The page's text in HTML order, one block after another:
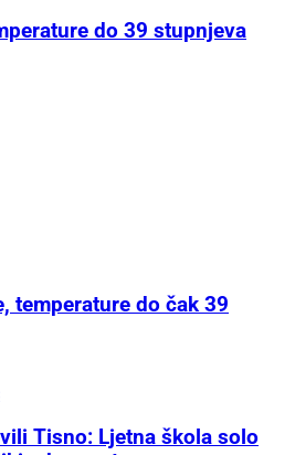
do 39 stupnjeva
temperature do čak 39
Tisno: Ljetna škola solo